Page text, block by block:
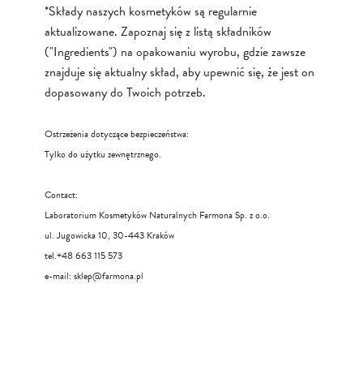
*Składy naszych kosmetyków są regularnie
aktualizowane. Zapoznaj się z listą składników
("Ingredients") na opakowaniu wyrobu, gdzie zawsze
znajduje się aktualny skład, aby upewnić się, że jest on
dopasowany do Twoich potrzeb.
Ostrzeżenia dotyczące bezpieczeństwa:
Tylko do użytku zewnętrznego.
Contact:
Laboratorium Kosmetyków Naturalnych Farmona Sp. z o.o.
ul. Jugowicka 10, 30-443 Kraków
tel.+48 663 115 573
e-mail: sklep@farmona.pl